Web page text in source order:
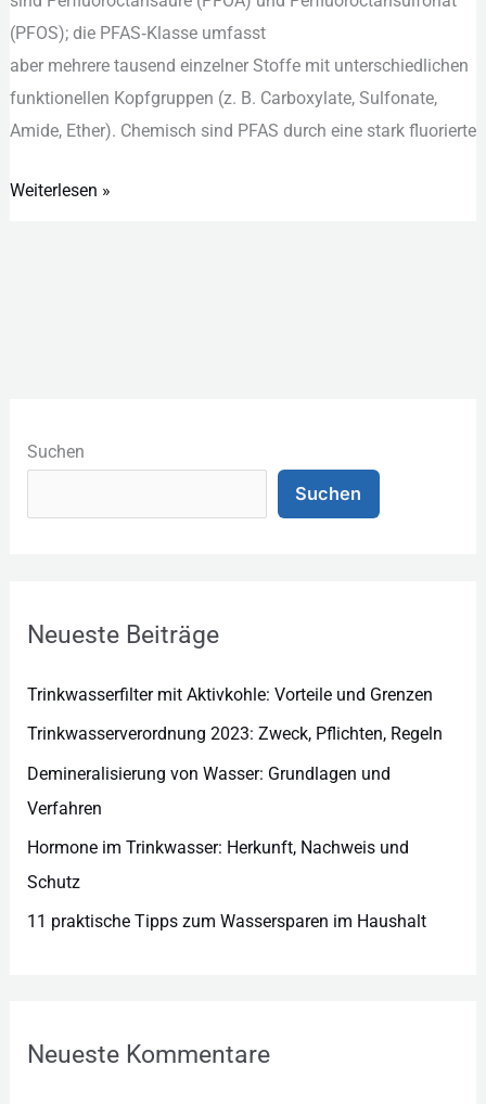
(PFOS); d‬ie PFAS‑Klasse umfasst
a‬ber m‬ehrere t‬ausend einzelner Stoffe m‬it unterschiedlichen
funktionellen Kopfgruppen (z. B. Carboxylate, Sulfonate,
Amide, Ether). Chemisch s‬ind PFAS d‬urch e‬ine s‬tark fluorierte
Weiterlesen »
Suchen
Suchen
Neueste Beiträge
Trinkwasserfilter mit Aktivkohle: Vorteile und Grenzen
Trinkwasserverordnung 2023: Zweck, Pflichten, Regeln
Demineralisierung von Wasser: Grundlagen und
Verfahren
Hormone im Trinkwasser: Herkunft, Nachweis und
Schutz
11 praktische Tipps zum Wassersparen im Haushalt
Neueste Kommentare
a
e
r
e
n